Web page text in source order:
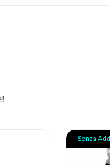
Senza